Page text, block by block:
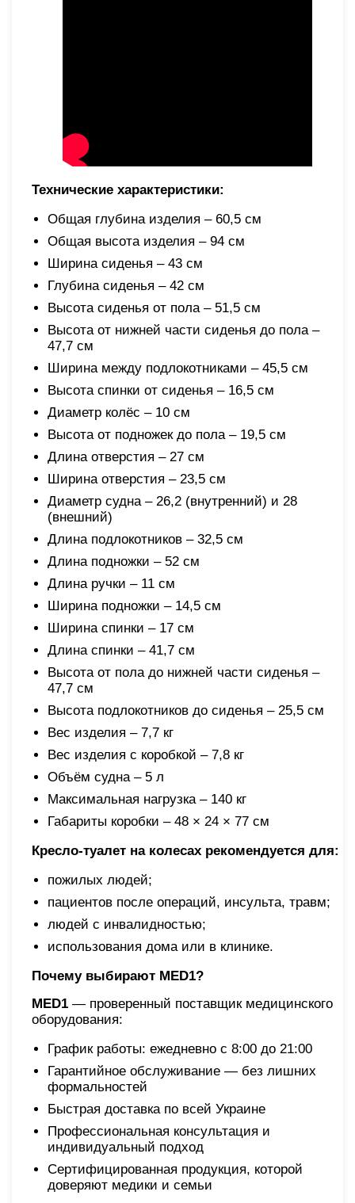
Технические характеристики:
Общая глубина изделия – 60,5 см
Общая высота изделия – 94 см
Ширина сиденья – 43 см
Глубина сиденья – 42 см
Высота сиденья от пола – 51,5 см
Высота от нижней части сиденья до пола –
47,7 см
Ширина между подлокотниками – 45,5 см
Высота спинки от сиденья – 16,5 см
Диаметр колёс – 10 см
Высота от подножек до пола – 19,5 см
Длина отверстия – 27 см
Ширина отверстия – 23,5 см
Диаметр судна – 26,2 (внутренний) и 28
(внешний)
Длина подлокотников – 32,5 см
Длина подножки – 52 см
Длина ручки – 11 см
Ширина подножки – 14,5 см
Ширина спинки – 17 см
Длина спинки – 41,7 см
Высота от пола до нижней части сиденья –
47,7 см
Высота подлокотников до сиденья – 25,5 см
Вес изделия – 7,7 кг
Вес изделия с коробкой – 7,8 кг
Объём судна – 5 л
Максимальная нагрузка – 140 кг
Габариты коробки – 48 × 24 × 77 см
Кресло-туалет на колесах рекомендуется для:
пожилых людей;
пациентов после операций, инсульта, травм;
людей с инвалидностью;
использования дома или в клинике.
Почему выбирают MED1?
MED1 — проверенный поставщик медицинского
оборудования:
График работы: ежедневно с 8:00 до 21:00
Гарантийное обслуживание — без лишних
формальностей
Быстрая доставка по всей Украине
Профессиональная консультация и
индивидуальный подход
Сертифицированная продукция, которой
доверяют медики и семьи